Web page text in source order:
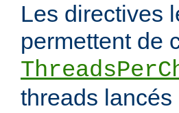
Les directives
permettent de
threads